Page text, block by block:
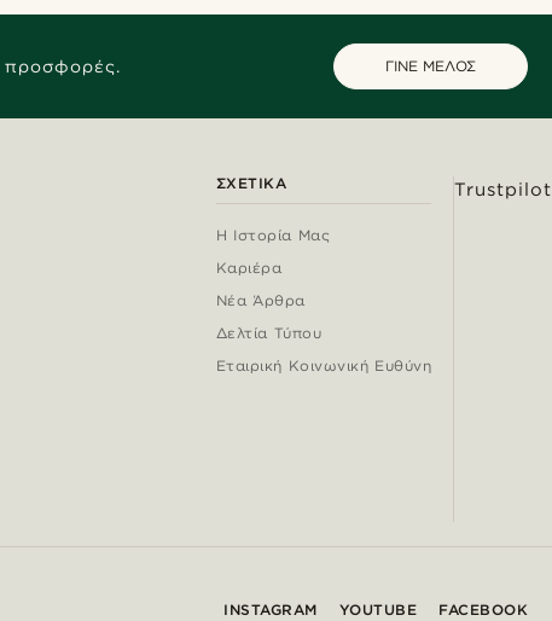
προσφορές. ΓΙΝΕ ΜΕΛΟΣ
ΣΧΕΤΙΚΆ
Η Ιστορία Μας
Καριέρα
Νέα Άρθρα
Δελτία Τύπου
Εταιρική Κοινωνική Ευθύνη
Trustpilot
INSTAGRAM YOUTUBE FACEBOOK